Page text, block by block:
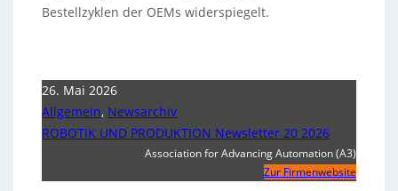
Bestellzyklen der OEMs widerspiegelt.
26. Mai 2026
Allgemein, Newsarchiv
ROBOTIK UND PRODUKTION Newsletter 20 2026
Association for Advancing Automation (A3)
Zur Firmenwebsite